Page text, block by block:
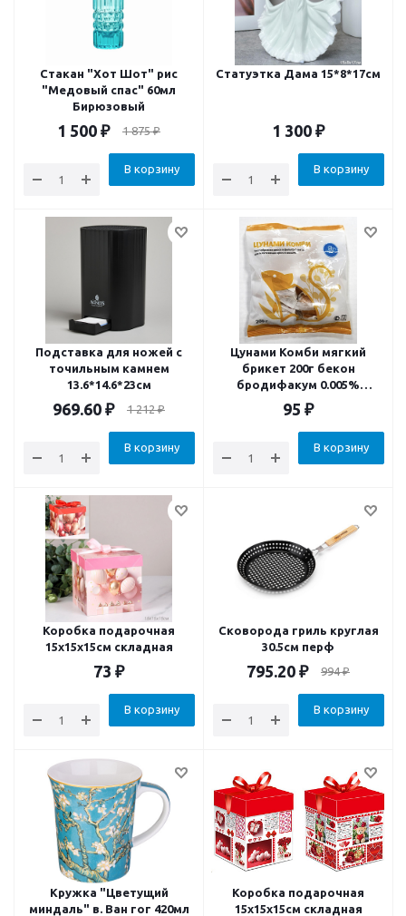
Стакан "Хот Шот" рис
"Медовый спас" 60мл
Бирюзовый
1 500 ₽ 1 875₽
В корзину
Статуэтка Дама 15*8*17см
1 300 ₽
В корзину
Подставка для ножей с
точильным камнем
13.6*14.6*23см
969.60 ₽ 1 212₽
В корзину
Цунами Комби мягкий
брикет 200г бекон
бродифакум 0.005%
варфарин 0.005% фентион
0.05% приманка
родентицид
95 ₽
В корзину
Коробка подарочная
15x15x15см складная
73 ₽
В корзину
Сковорода гриль круглая
30.5см перф
795.20 ₽ 994₽
В корзину
Кружка "Цветущий
миндаль" в. Ван гог 420мл
Коробка подарочная
15x15x15см складная